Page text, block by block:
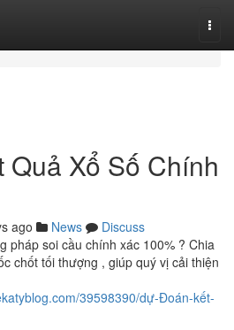
Xổ Số Chính
ago News
Discuss
pháp soi cầu chính xác 100% ? Chia
chốt tối thượng , giúp quý vị cải thiện
39598390/dự-Đoán-kết-